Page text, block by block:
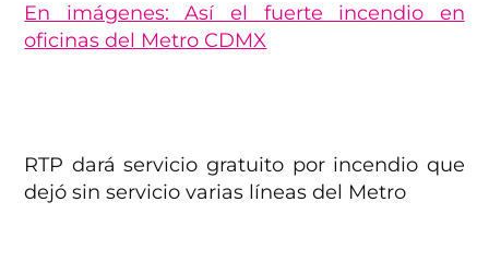
En imágenes: Así el fuerte incendio en
oficinas del Metro CDMX
RTP dará servicio gratuito por incendio que
dejó sin servicio varias líneas del Metro